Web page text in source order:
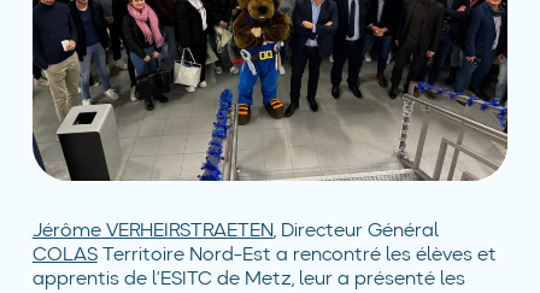
Jérôme VERHEIRSTRAETEN, Directeur Général
COLASTerritoire Nord-Est a rencontré les élèves et
apprentis de l’ESITC de Metz, leur a présenté les